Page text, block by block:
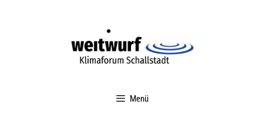
Menü